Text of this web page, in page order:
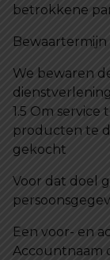
betrokkene
Bewaartermijn
We bewaren
1.5 Om
producten te
gekocht
Voor dat doel
Een voor- en
Accountnaam